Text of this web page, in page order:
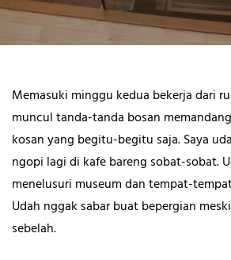
Memasuki minggu kedua bekerja dari
muncul tanda-tanda bosan
kosan yang begitu-begitu saja. Saya
ngopi lagi di kafe bareng sobat-sobat.
menelusuri museum dan tempat-
Udah nggak sabar buat bepergian
sebelah.